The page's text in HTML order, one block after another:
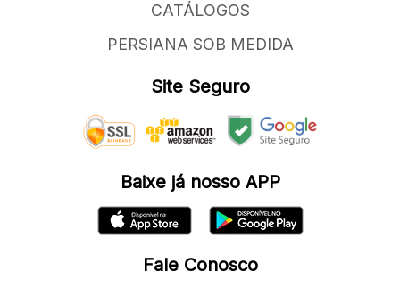
CATÁLOGOS
PERSIANA SOB MEDIDA
Site Seguro
Baixe já nosso APP
Fale Conosco